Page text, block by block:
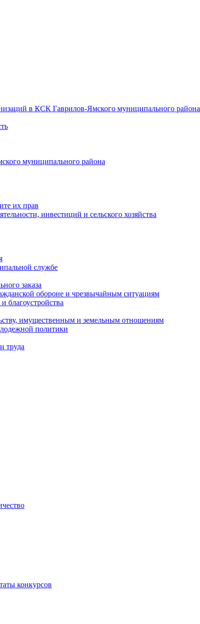
в КСК Гаврилов-Ямского муниципального района
муниципального района
их прав
инвестиций и сельского хозяйства
службе
заказа
обороне и чрезвычайным ситуациям
благоустройства
имущественным и земельным отношениям
политики
труда
конкурсов